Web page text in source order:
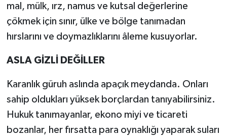
mal, mülk, ırz, namus ve kutsal değerlerine
çökmek için sınır, ülke ve bölge tanımadan
hırslarını ve doymazlıklarını âleme kusuyorlar.
ASLA GİZLİ DEĞİLLER
Karanlık güruh aslında apaçık meydanda. Onları
sahip oldukları yüksek borçlardan tanıyabilirsiniz.
Hukuk tanımayanlar, ekono miyi ve ticareti
bozanlar, her fırsatta para oynaklığı yaparak suları